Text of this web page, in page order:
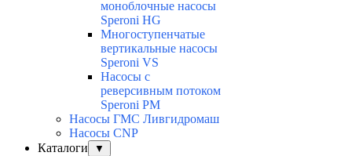
моноблочные насосы
Speroni HG
Многоступенчатые
вертикальные насосы
Speroni VS
Насосы с
реверсивным потоком
Speroni PM
Насосы ГМС Ливгидромаш
Насосы CNP
Каталоги
▼